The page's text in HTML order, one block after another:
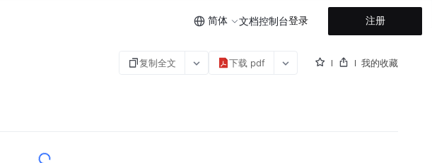
简体 文档控制台登录 注册
复制全文 下载 pdf 我的收藏